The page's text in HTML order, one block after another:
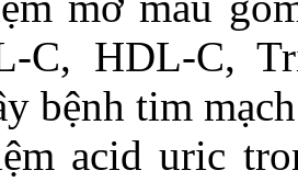
C, HDL-C,
bệnh tim
acid uric